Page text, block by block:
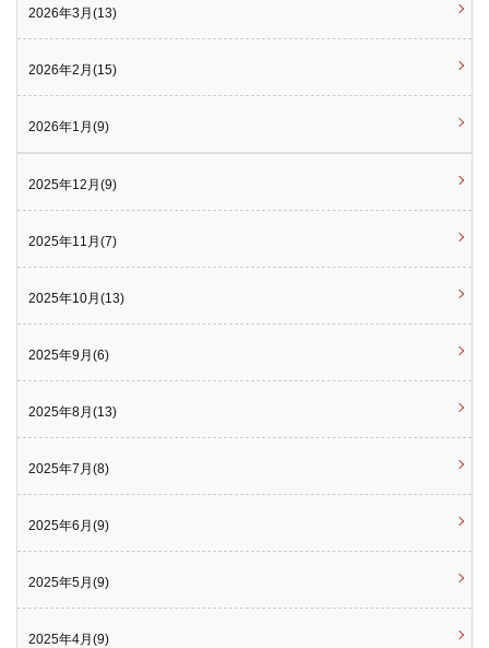
2026年3月(13)
2026年2月(15)
2026年1月(9)
2025年12月(9)
2025年11月(7)
2025年10月(13)
2025年9月(6)
2025年8月(13)
2025年7月(8)
2025年6月(9)
2025年5月(9)
2025年4月(9)